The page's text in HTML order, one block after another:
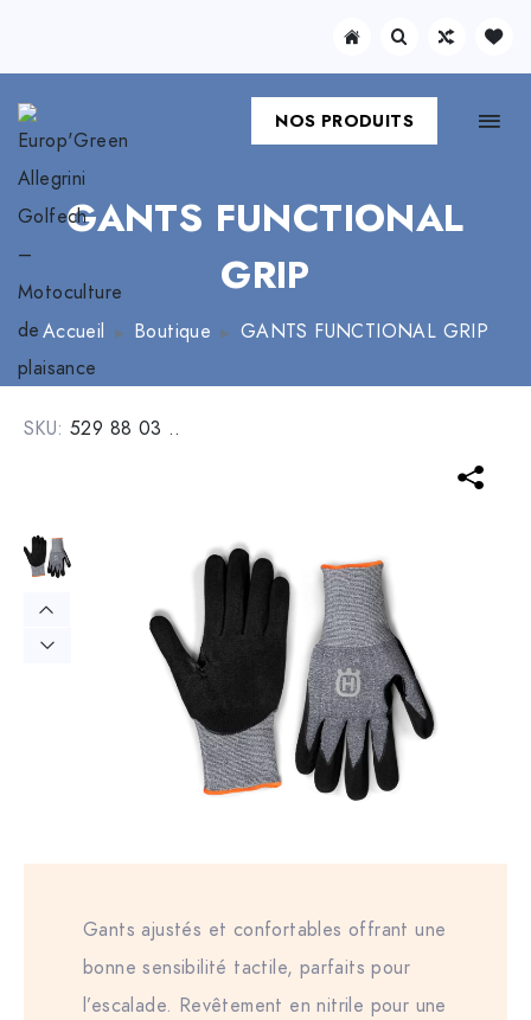
NOS PRODUITS
GANTS FUNCTIONAL
GRIP
Accueil Boutique GANTS FUNCTIONAL GRIP
SKU: 529 88 03 ..
Gants ajustés et confortables offrant une
bonne sensibilité tactile, parfaits pour
l’escalade. Revêtement en nitrile pour une